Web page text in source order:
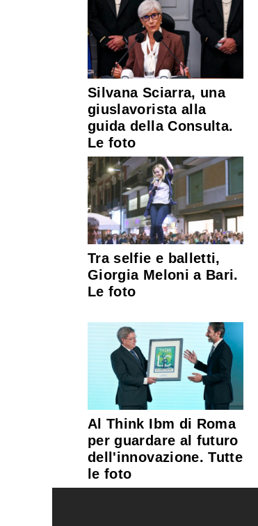
Silvana Sciarra, una
giuslavorista alla
guida della Consulta.
Le foto
Tra selfie e balletti,
Giorgia Meloni a Bari.
Le foto
Al Think Ibm di Roma
per guardare al futuro
dell'innovazione. Tutte
le foto